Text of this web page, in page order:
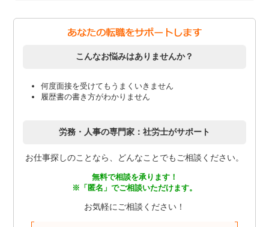
こんなお悩みはありませんか？
何度面接を受けてもうまくいきません
履歴書の書き方がわかりません
労務・人事の専門家：社労士がサポート
お仕事探しのことなら、どんなことでもご相談ください。
無料で相談を承ります！
※「匿名」でご相談いただけます。
お気軽にご相談ください！